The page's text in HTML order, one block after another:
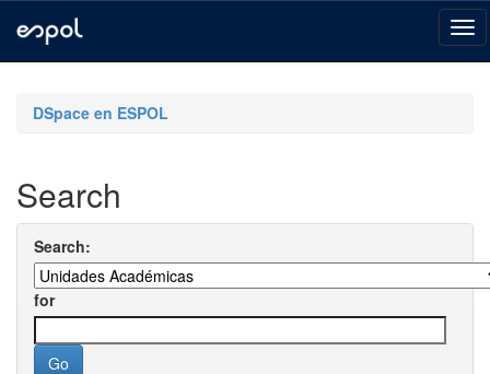
navigationDSpace en ESPOL
Search
Search:
for